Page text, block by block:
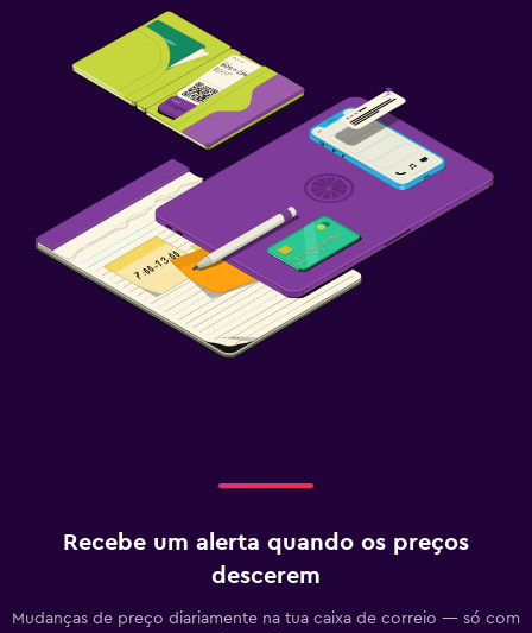
Recebe um alerta quando os preços
descerem
Mudanças de preço diariamente na tua caixa de correio — só com